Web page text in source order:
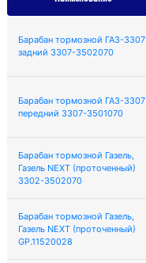
Барабан тормозной ГАЗ-3307
задний 3307-3502070
Барабан тормозной ГАЗ-3307
передний 3307-3501070
Барабан тормозной Газель,
Газель NEXT (проточенный)
3302-3502070
Барабан тормозной Газель,
Газель NEXT (проточенный)
GP.11520028